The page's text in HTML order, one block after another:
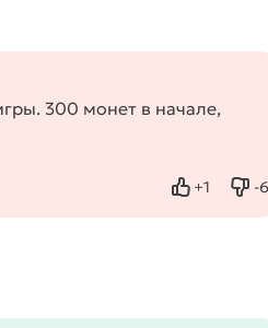
300 монет в начале,
+1
Нравится -6